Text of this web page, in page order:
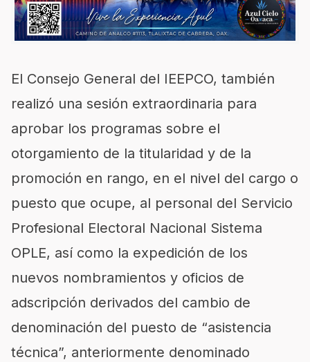
El Consejo General del IEEPCO, también
realizó una sesión extraordinaria para
aprobar los programas sobre el
otorgamiento de la titularidad y de la
promoción en rango, en el nivel del cargo o
puesto que ocupe, al personal del Servicio
Profesional Electoral Nacional Sistema
OPLE, así como la expedición de los
nuevos nombramientos y oficios de
adscripción derivados del cambio de
denominación del puesto de “asistencia
técnica”, anteriormente denominado